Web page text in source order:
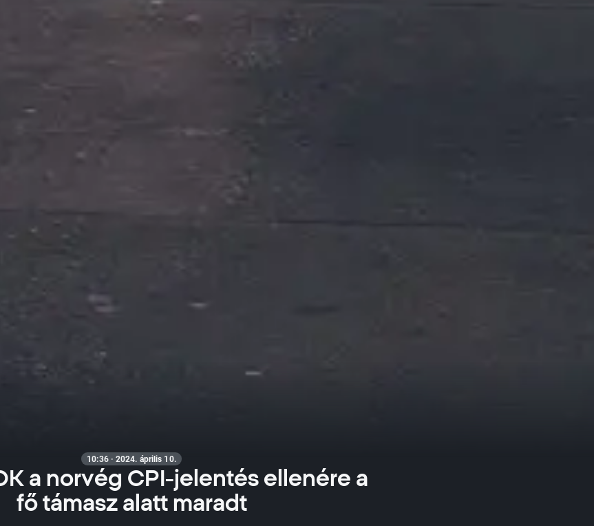
10:36 · 2024. április 10.
a norvég CPI-jelentés ellenére a
fő támasz alatt maradt